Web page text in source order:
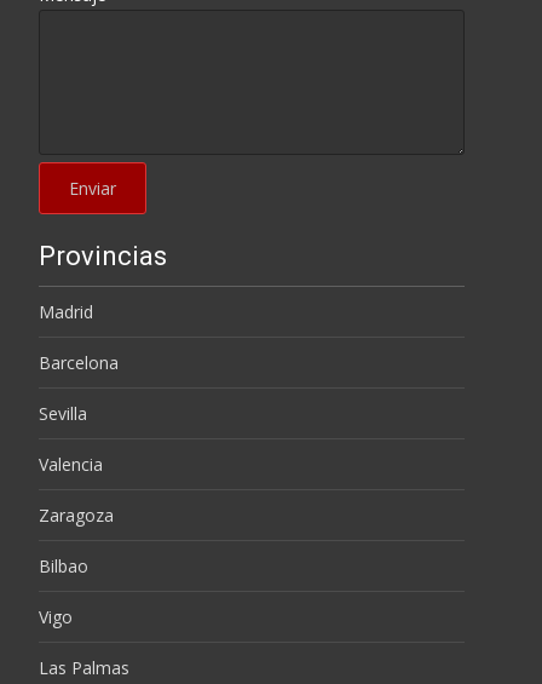
Provincias
Madrid
Barcelona
Sevilla
Valencia
Zaragoza
Bilbao
Vigo
Las Palmas